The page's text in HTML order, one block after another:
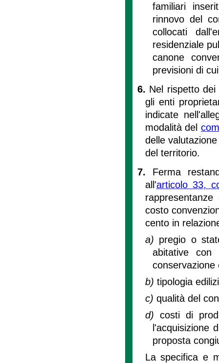
familiari
rinnovo del
collocati
residenziale
canone
previsioni di
6. Nel rispetto
gli enti
indicate
modalità del
delle
del territorio.
7. Ferma
all'articolo 33,
costo
cento in
a) pregio o
abitative con
conservazione
b) tipologia
c) qualità del
d) costi di
l'acquisizione
proposta
La specifica e